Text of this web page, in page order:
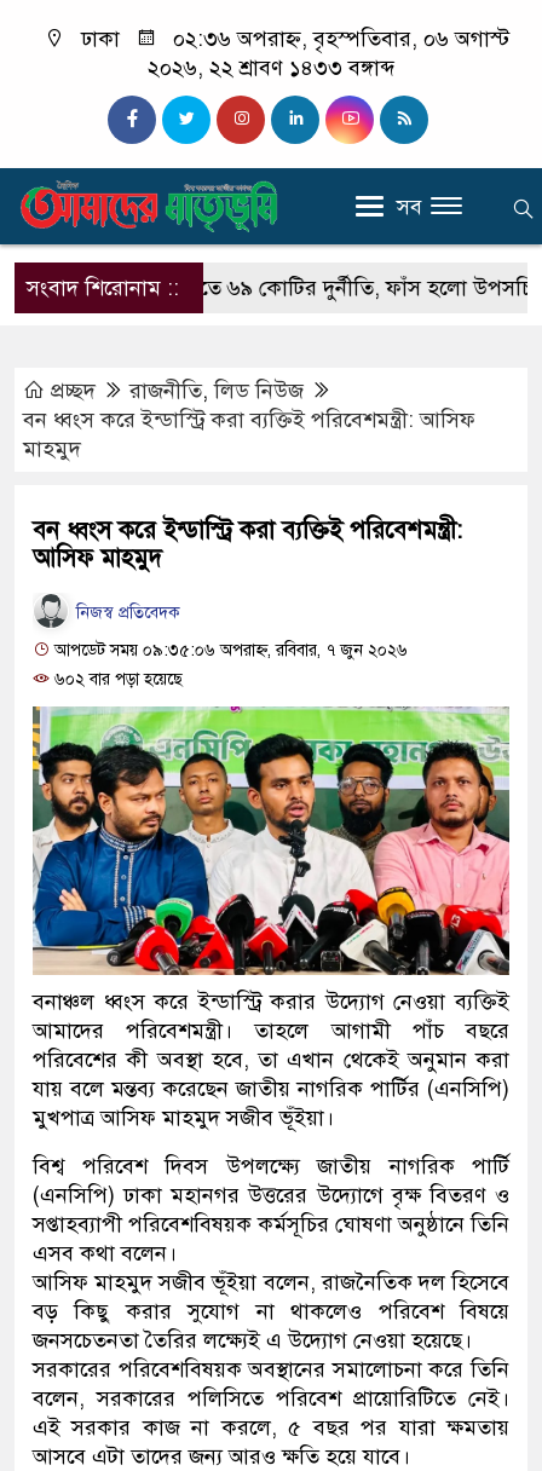
ঢাকা
০২:৩৬ অপরাহ্ন, বৃহস্পতিবার, ০৬ অগাস্ট
২০২৬, ২২ শ্রাবণ ১৪৩৩ বঙ্গাব্দ
সব
সংবাদ শিরোনাম ::
ডিসি হতে ৬৯ কোটির দুর্নীতি, ফাঁস হলো উপসচিবের
প্রচ্ছদ রাজনীতি,লিড নিউজ
বন ধ্বংস করে ইন্ডাস্ট্রি করা ব্যক্তিই পরিবেশমন্ত্রী: আসিফ
মাহমুদ
বন ধ্বংস করে ইন্ডাস্ট্রি করা ব্যক্তিই পরিবেশমন্ত্রী:
আসিফ মাহমুদ
নিজস্ব প্রতিবেদক
আপডেট সময় ০৯:৩৫:০৬ অপরাহ্ন, রবিবার, ৭ জুন ২০২৬
৬০২ বার পড়া হয়েছে
বনাঞ্চল ধ্বংস করে ইন্ডাস্ট্রি করার উদ্যোগ নেওয়া ব্যক্তিই
আমাদের পরিবেশমন্ত্রী। তাহলে আগামী পাঁচ বছরে
পরিবেশের কী অবস্থা হবে, তা এখান থেকেই অনুমান করা
যায় বলে মন্তব্য করেছেন জাতীয় নাগরিক পার্টির (এনসিপি)
মুখপাত্র আসিফ মাহমুদ সজীব ভূঁইয়া।
বিশ্ব পরিবেশ দিবস উপলক্ষ্যে জাতীয় নাগরিক পার্টি
(এনসিপি) ঢাকা মহানগর উত্তরের উদ্যোগে বৃক্ষ বিতরণ ও
সপ্তাহব্যাপী পরিবেশবিষয়ক কর্মসূচির ঘোষণা অনুষ্ঠানে তিনি
এসব কথা বলেন।
আসিফ মাহমুদ সজীব ভূঁইয়া বলেন, রাজনৈতিক দল হিসেবে
বড় কিছু করার সুযোগ না থাকলেও পরিবেশ বিষয়ে
জনসচেতনতা তৈরির লক্ষ্যেই এ উদ্যোগ নেওয়া হয়েছে।
সরকারের পরিবেশবিষয়ক অবস্থানের সমালোচনা করে তিনি
বলেন, সরকারের পলিসিতে পরিবেশ প্রায়োরিটিতে নেই।
এই সরকার কাজ না করলে, ৫ বছর পর যারা ক্ষমতায়
আসবে এটা তাদের জন্য আরও ক্ষতি হয়ে যাবে।